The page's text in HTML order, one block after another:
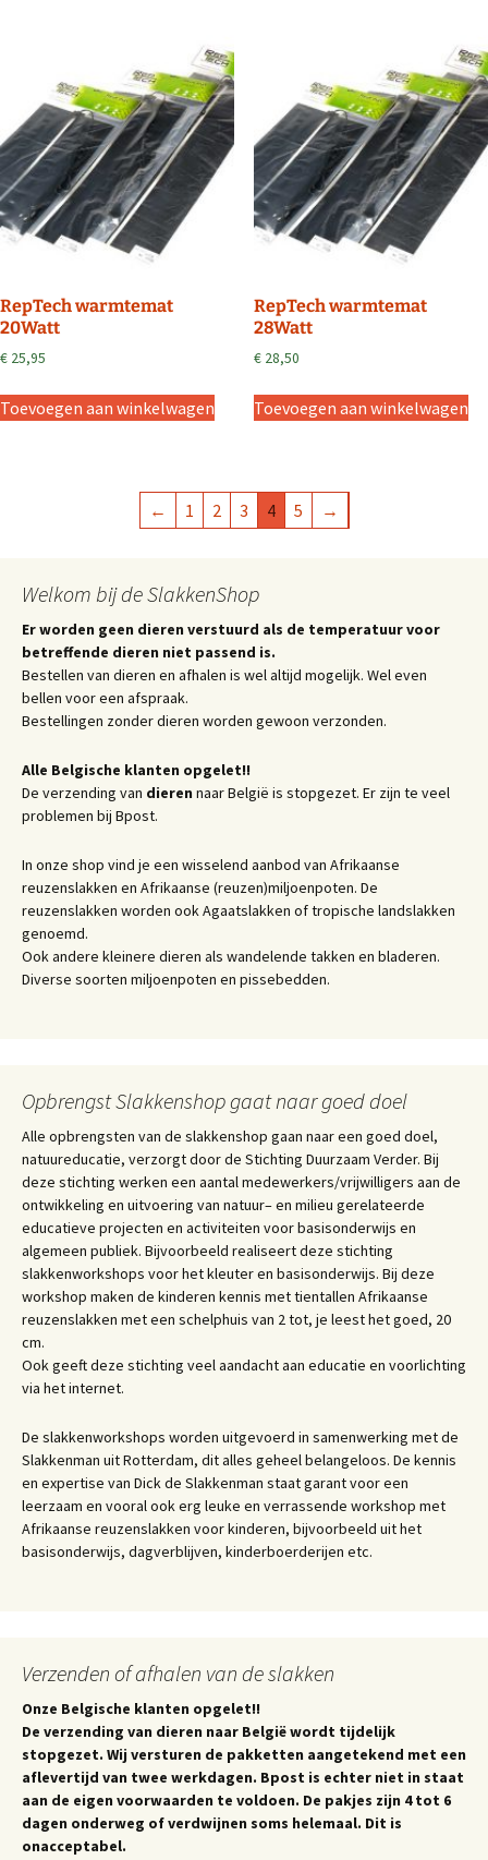
RepTech warmtemat
20Watt
€ 25,95
Toevoegen aan winkelwagen
RepTech warmtemat
28Watt
€28,50
Toevoegen aan winkelwagen
← 1 2 3 4 5 →
Welkom bij de SlakkenShop
Er worden geen dieren verstuurd als de temperatuur voor
betreffende dieren niet passend is.
Bestellen van dieren en afhalen is wel altijd mogelijk. Wel even
bellen voor een afspraak.
Bestellingen zonder dieren worden gewoon verzonden.
Alle Belgische klanten opgelet!!
De verzending van dieren naar België is stopgezet. Er zijn te veel
problemen bij Bpost.
In onze shop vind je een wisselend aanbod van Afrikaanse
reuzenslakken en Afrikaanse (reuzen)miljoenpoten. De
reuzenslakken worden ook Agaatslakken of tropische landslakken
genoemd.
Ook andere kleinere dieren als wandelende takken en bladeren.
Diverse soorten miljoenpoten en pissebedden.
Opbrengst Slakkenshop gaat naar goed doel
Alle opbrengsten van de slakkenshop gaan naar een goed doel,
natuureducatie, verzorgt door de Stichting Duurzaam Verder. Bij
deze stichting werken een aantal medewerkers/vrijwilligers aan de
ontwikkeling en uitvoering van natuur– en milieu gerelateerde
educatieve projecten en activiteiten voor basisonderwijs en
algemeen publiek. Bijvoorbeeld realiseert deze stichting
slakkenworkshops voor het kleuter en basisonderwijs. Bij deze
workshop maken de kinderen kennis met tientallen Afrikaanse
reuzenslakken met een schelphuis van 2 tot, je leest het goed, 20
cm.
Ook geeft deze stichting veel aandacht aan educatie en voorlichting
via het internet.
De slakkenworkshops worden uitgevoerd in samenwerking met de
Slakkenman uit Rotterdam, dit alles geheel belangeloos. De kennis
en expertise van Dick de Slakkenman staat garant voor een
leerzaam en vooral ook erg leuke en verrassende workshop met
Afrikaanse reuzenslakken voor kinderen, bijvoorbeeld uit het
basisonderwijs, dagverblijven, kinderboerderijen etc.
Verzenden of afhalen van de slakken
Onze Belgische klanten opgelet!!
De verzending van dieren naar België wordt tijdelijk
stopgezet. Wij versturen de pakketten aangetekend met een
aflevertijd van twee werkdagen. Bpost is echter niet in staat
aan de eigen voorwaarden te voldoen. De pakjes zijn 4 tot 6
dagen onderweg of verdwijnen soms helemaal. Dit is
onacceptabel.